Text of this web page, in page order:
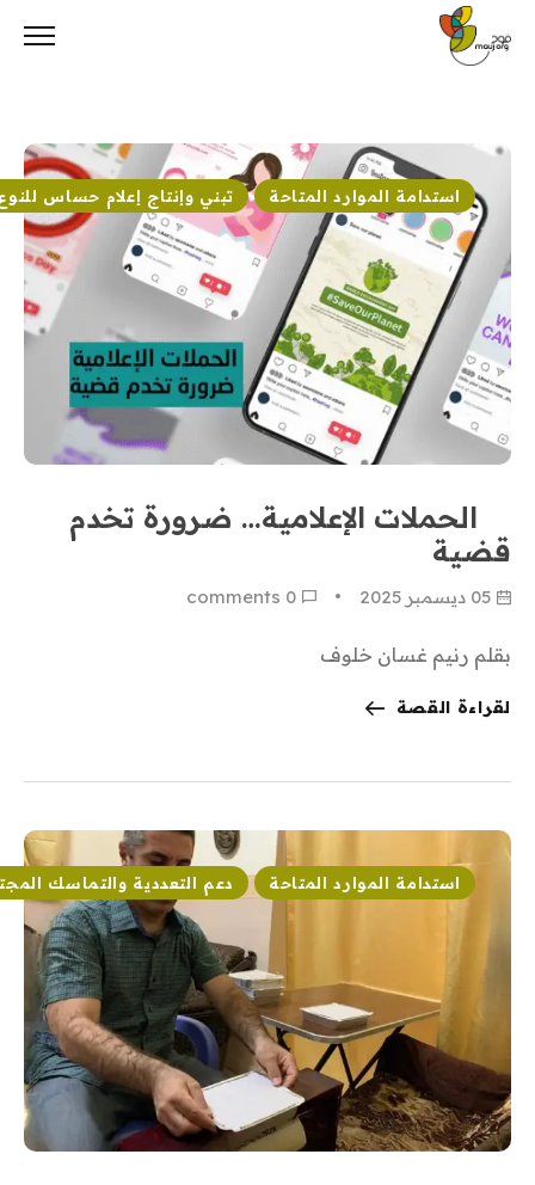
استدامة الموارد المتاحة تبني وإنتاج إعلام حساس
الحملات الإعلامية… ضرورة تخدم
قضية
05 ديسمبر 2025 0
بقلم رنيم غسان خلوف
لقراءة القصة
استدامة الموارد المتاحة دعم التعددية والتماسك